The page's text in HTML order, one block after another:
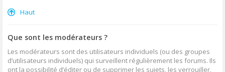
Haut
Que sont les modérateurs ?
Les modérateurs sont des utilisateurs individuels (ou des groupes
d’utilisateurs individuels) qui surveillent régulièrement les forums. Ils
ont la possibilité d’éditer ou de supprimer les sujets, les verrouiller,